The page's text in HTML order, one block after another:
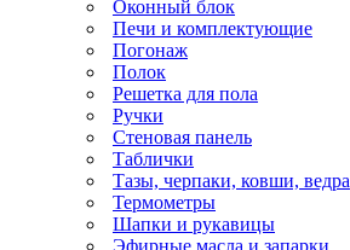
Оконный блок
Печи и комплектующие
Погонаж
Полок
Решетка для пола
Ручки
Стеновая панель
Таблички
Тазы, черпаки, ковши, ведра
Термометры
Шапки и рукавицы
Эфирные масла и запарки